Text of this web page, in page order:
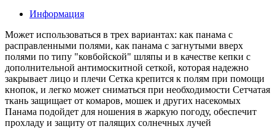
Информация
Может использоваться в трех вариантах: как панама с
расправленными полями, как панама с загнутыми вверх
полями по типу "ковбойской" шляпы и в качестве кепки с
дополнительной антимоскитной сеткой, которая надежно
закрывает лицо и плечи Сетка крепится к полям при помощи
кнопок, и легко может сниматься при необходимости Сетчатая
ткань защищает от комаров, мошек и других насекомых
Панама подойдет для ношения в жаркую погоду, обеспечит
прохладу и защиту от палящих солнечных лучей